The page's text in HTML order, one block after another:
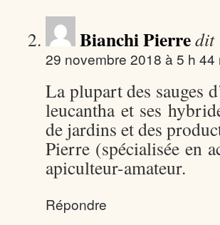
Bianchi Pierredit
29 novembre 2018 à 5 h 44
La plupart des sauges
leucantha et ses
de jardins et des
Pierre (spécialisée en
apiculteur-amateur.
Répondre